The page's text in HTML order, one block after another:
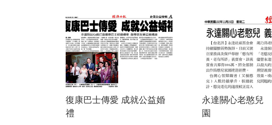
洗錢防制暨打擊
復康巴士傳愛 成就公益婚
禮
永達關心老憨兒
園